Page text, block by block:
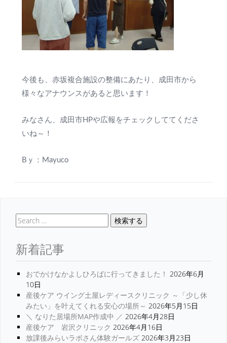
今後も、赤坂複合施設の整備にあたり、成田市から
様々なアナウンスがあると思います！
みなさん、成田市HPや広報をチェックしててくださ
いね～！
Bｙ：Mayuco
検索する
新着記事
おでかけなかよしひろばに行ってきました！ 2026年6月
10日
産後ケア ウイング土屋レディースクリニック ～「少し休
みたい」を叶えてくれる安心の場所～ 2026年5月15日
＼ なりた居場所MAP作成中 ／ 2026年4月28日
産後ケア 岩沢クリニック 2026年4月16日
放課後みらいラボさん体験ガールズ 2026年3月23日